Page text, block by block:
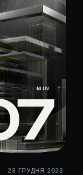
MIN
28 ГРУДНЯ 2023